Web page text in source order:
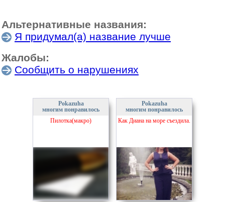
Альтернативные названия:
Я придумал(а) название лучше
Жалобы:
Сообщить о нарушениях
Pokazuha
многим понравилось
Пилотка(макро)
Pokazuha
многим понравилось
Как Диана на море съездила.